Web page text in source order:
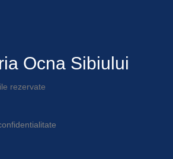
Ocna Sibiului
rezervate